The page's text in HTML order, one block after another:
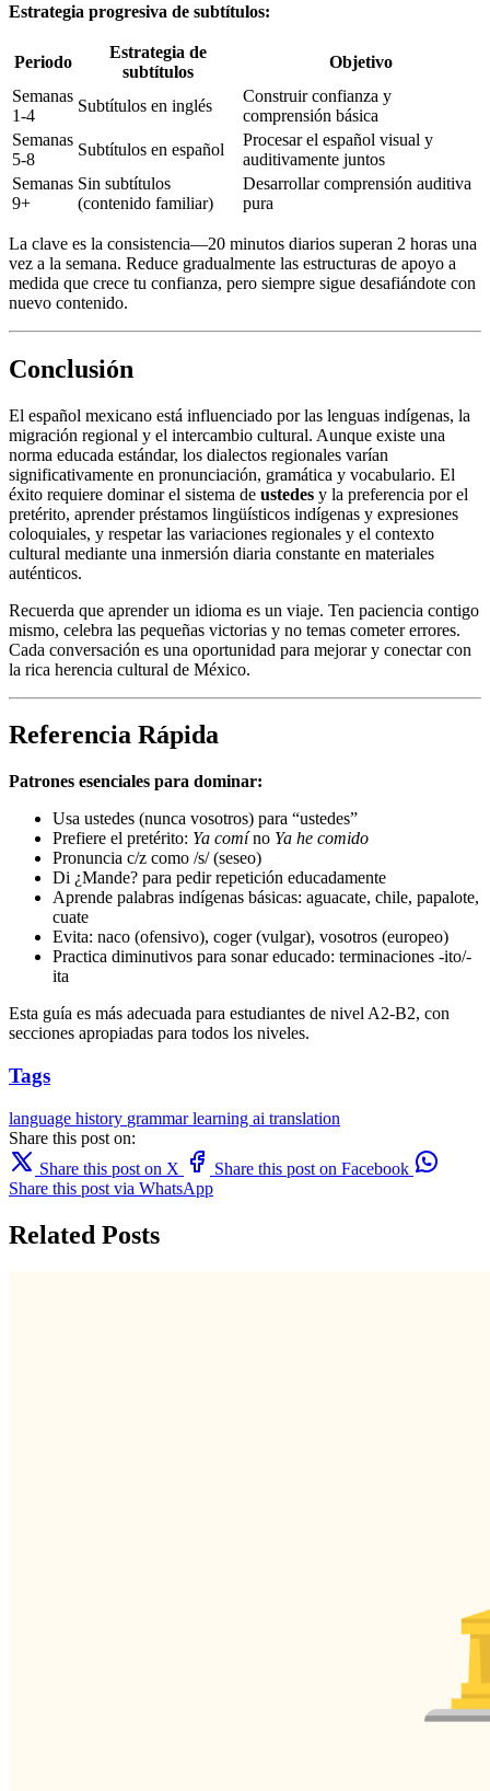
Estrategia progresiva de subtítulos:
Periodo
Estrategia de
subtítulos
Objetivo
Semanas
1-4
Subtítulos en inglés
Construir confianza y
comprensión básica
Semanas
5-8
Subtítulos en español
Procesar el español visual y
auditivamente juntos
Semanas
9+
Sin subtítulos
(contenido familiar)
Desarrollar comprensión auditiva
pura
La clave es la consistencia—20 minutos diarios superan 2 horas una
vez a la semana. Reduce gradualmente las estructuras de apoyo a
medida que crece tu confianza, pero siempre sigue desafiándote con
nuevo contenido.
Conclusión
El español mexicano está influenciado por las lenguas indígenas, la
migración regional y el intercambio cultural. Aunque existe una
norma educada estándar, los dialectos regionales varían
significativamente en pronunciación, gramática y vocabulario. El
éxito requiere dominar el sistema de ustedes y la preferencia por el
pretérito, aprender préstamos lingüísticos indígenas y expresiones
coloquiales, y respetar las variaciones regionales y el contexto
cultural mediante una inmersión diaria constante en materiales
auténticos.
Recuerda que aprender un idioma es un viaje. Ten paciencia contigo
mismo, celebra las pequeñas victorias y no temas cometer errores.
Cada conversación es una oportunidad para mejorar y conectar con
la rica herencia cultural de México.
Referencia Rápida
Patrones esenciales para dominar:
Usa ustedes (nunca vosotros) para “ustedes”
Prefiere el pretérito: Ya comíno Ya he comido
Pronuncia c/z como /s/ (seseo)
Di ¿Mande? para pedir repetición educadamente
Aprende palabras indígenas básicas: aguacate, chile, papalote,
cuate
Evita: naco (ofensivo), coger (vulgar), vosotros (europeo)
Practica diminutivos para sonar educado: terminaciones -ito/-
ita
Esta guía es más adecuada para estudiantes de nivel A2-B2, con
secciones apropiadas para todos los niveles.
Tags
language history grammarlearning ai translation
Share this post on:
Share this post on X
Share this post on Facebook
Share this post via WhatsApp
Related Posts